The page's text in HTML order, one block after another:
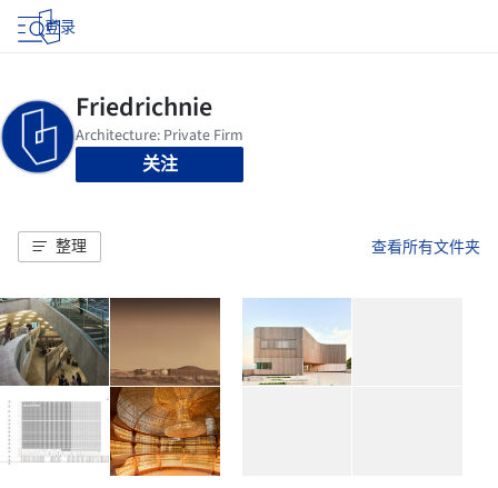
登录
关注
整理 查看所有文件夹